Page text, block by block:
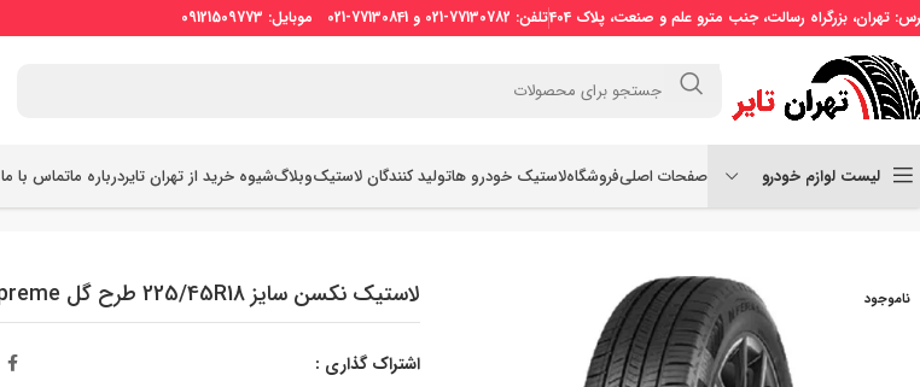
تهران، بزرگراه رسالت، جنب مترو علم و صنعت، پلاک 404 تلفن: 77130782-021 و 77130841-021 موبایل: 09121509773
لیست لوازم خودرو صفحات اصلیفروشگاهلاستیک خودرو هاتولید کنندگان لاستیکوبلاگشیوه خرید از تهران تایردرباره ماتماس با ما
خانه لاستیک سواری لاستیک نکسن سایز 225/45R18 طرح گل Nfera Supreme
ناموجود لاستیک نکسن سایز 225/45R18 طرح گل Nfera Supreme
اشتراک گذاری :